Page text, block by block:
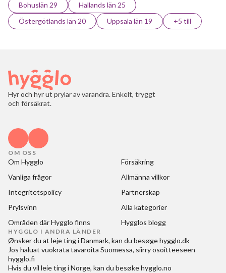
Bohuslän 29
Hallands län 25
Östergötlands län 20
Uppsala län 19 +5 till
Hyr och hyr ut prylar av varandra. Enkelt, tryggt
och försäkrat.
OM OSS
Om Hygglo
Försäkring
Vanliga frågor
Allmänna villkor
Integritetspolicy
Partnerskap
Prylsvinn
Alla kategorier
Områden där Hygglo finns
Hygglos blogg
HYGGLO I ANDRA LÄNDER
Ønsker du at leje ting i Danmark, kan du besøgehygglo.dk
Jos haluat vuokrata tavaroita Suomessa, siirry osoitteeseen
hygglo.fi
Hvis du vil leie ting i Norge, kan du besøkehygglo.no